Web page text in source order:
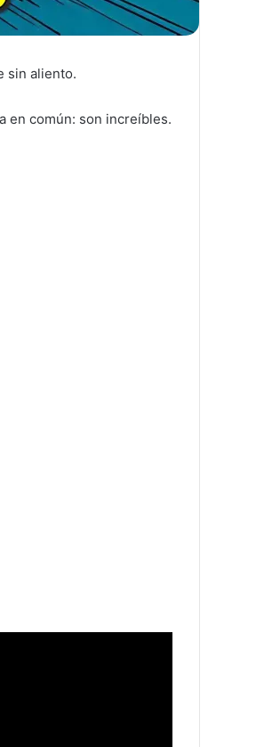
sin aliento.
en común: son increíbles.